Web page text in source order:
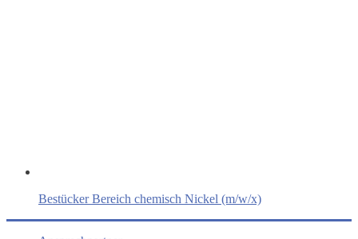
Bestücker Bereich chemisch Nickel (m/w/x)